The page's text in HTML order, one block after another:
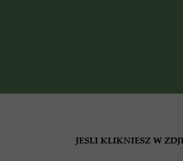
JESLI KLIKNIESZ W